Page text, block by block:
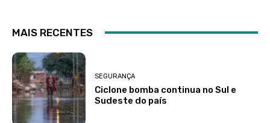
MAIS RECENTES
SEGURANÇA
Ciclone bomba continua no Sul e
Sudeste do país